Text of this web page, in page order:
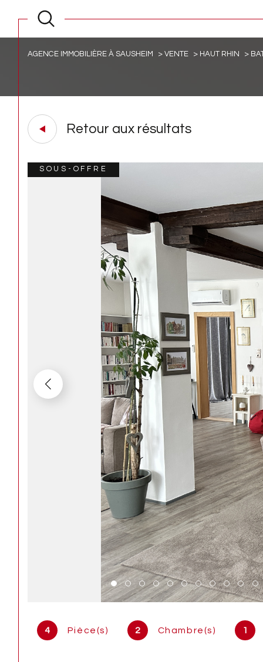
AGENCE IMMOBILIÈRE À SAUSHEIM VENTE HAUT RHIN
Retour aux résultats
SOUS-OFFRE
4 Pièce(s) 2 Chambre(s) 1